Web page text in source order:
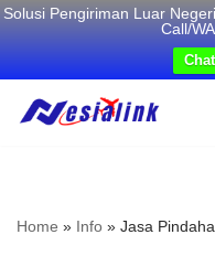
Solusi Pengiriman Luar
Call/
Home » Info » Jasa